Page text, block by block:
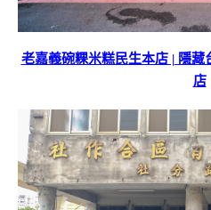
老嘉義碗粿米糕民生本店 | 隱
店